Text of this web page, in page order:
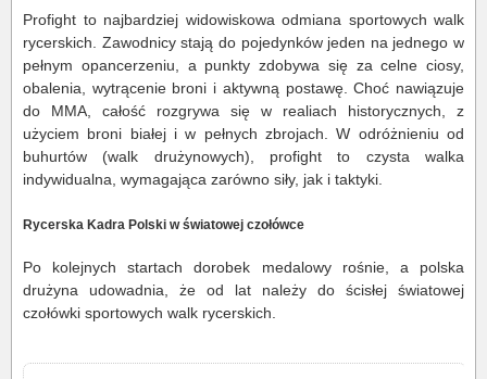
Profight to najbardziej widowiskowa odmiana sportowych walk
rycerskich. Zawodnicy stają do pojedynków jeden na jednego w
pełnym opancerzeniu, a punkty zdobywa się za celne ciosy,
obalenia, wytrącenie broni i aktywną postawę. Choć nawiązuje
do MMA, całość rozgrywa się w realiach historycznych, z
użyciem broni białej i w pełnych zbrojach. W odróżnieniu od
buhurtów (walk drużynowych), profight to czysta walka
indywidualna, wymagająca zarówno siły, jak i taktyki.
Rycerska Kadra Polski w światowej czołówce
Po kolejnych startach dorobek medalowy rośnie, a polska
drużyna udowadnia, że od lat należy do ścisłej światowej
czołówki sportowych walk rycerskich.